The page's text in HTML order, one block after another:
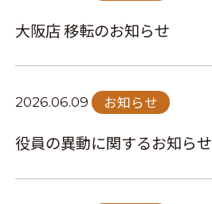
大阪店 移転のお知らせ
2026.06.09 お知らせ
役員の異動に関するお知らせ